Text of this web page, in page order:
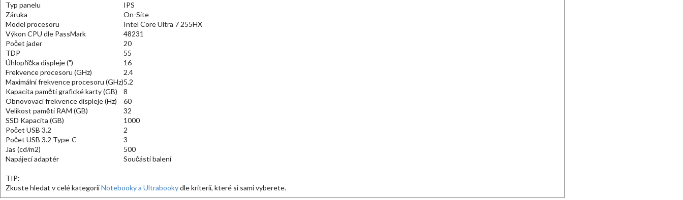
Typ panelu
IPS
Záruka
On-Site
Model procesoru
Intel Core Ultra 7 255HX
Výkon CPU dle PassMark
48231
Počet jader
20
TDP
55
Úhlopříčka displeje (")
16
Frekvence procesoru (GHz)
2.4
Maximální frekvence procesoru (GHz)5.2
Kapacita paměti grafické karty (GB)
8
Obnovovací frekvence displeje (Hz)
60
Velikost paměti RAM (GB)
32
SSD Kapacita (GB)
1000
Počet USB 3.2
2
Počet USB 3.2 Type-C
3
Jas (cd/m2)
500
Napájecí adaptér
Součástí balení
TIP:
Zkuste hledat v celé kategoriiNotebooky a Ultrabookydle kriterií, které si sami vyberete.